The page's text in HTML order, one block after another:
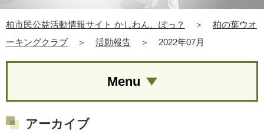
柏市民公益活動情報サイト かしわん、ぽっ？ ＞
柏の葉ウオ
ーキングクラブ
＞ 活動報告 ＞ 2022年07月
Menu
アーカイブ